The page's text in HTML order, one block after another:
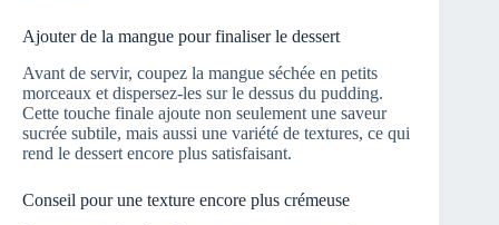
Ajouter de la mangue pour finaliser le dessert
Avant de servir, coupez la mangue séchée en petits
morceaux et dispersez-les sur le dessus du pudding.
Cette touche finale ajoute non seulement une saveur
sucrée subtile, mais aussi une variété de textures, ce qui
rend le dessert encore plus satisfaisant.
Conseil pour une texture encore plus crémeuse